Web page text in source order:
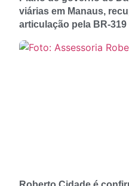
viárias em Manaus,
articulação pela BR-319